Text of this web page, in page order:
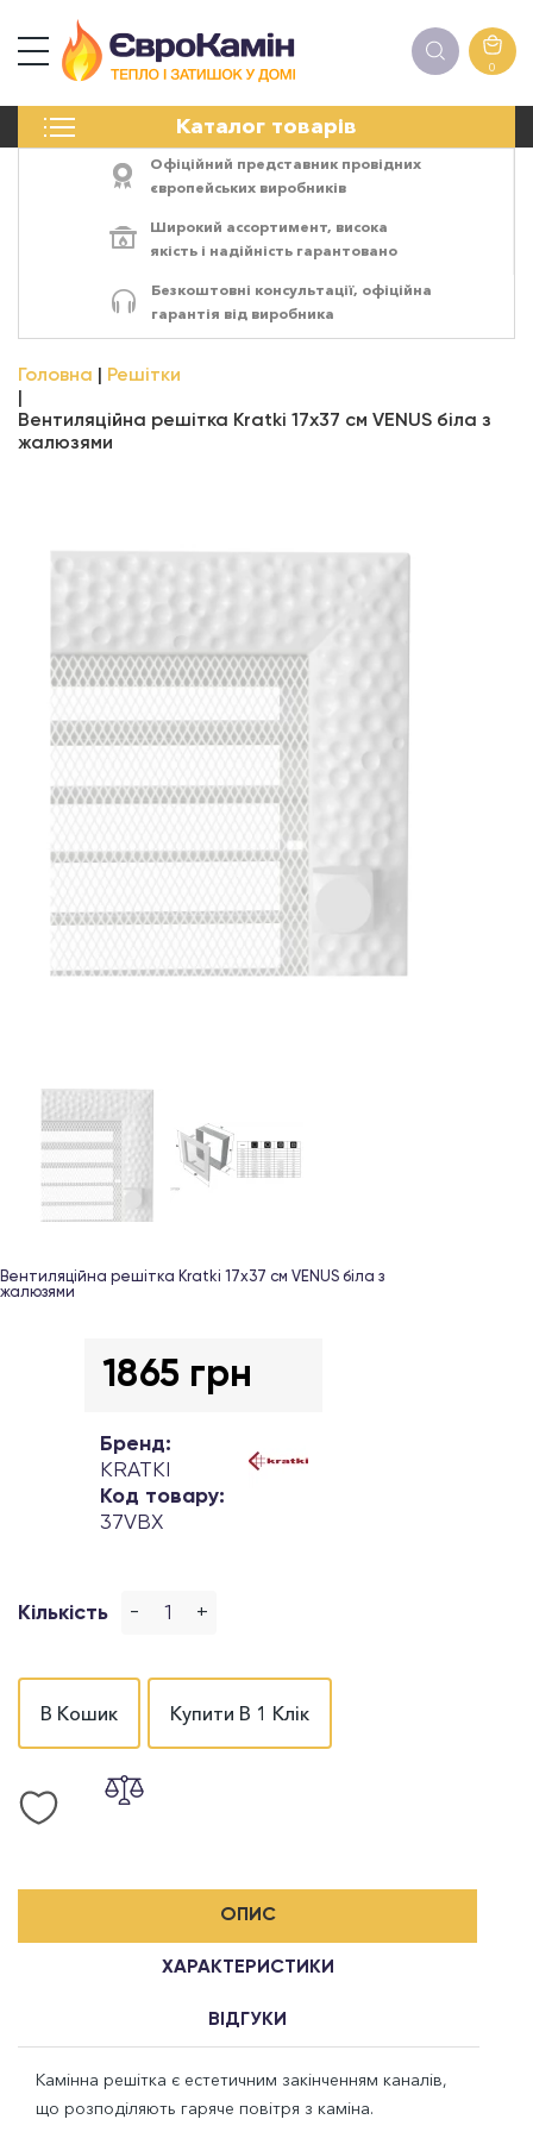
0
Каталог товарів
ПЕЧІ
ЕЛЕКТРОКАМІНИ
АКСЕСУАРИ
Офіційний представник провідних
європейських виробників
Широкий ассортимент, висока
якість і надійність гарантовано
Безкоштовні консультації, офіційна
гарантія від виробника
Головна Решітки
Вентиляційна решітка Kratki 17x37 см VENUS біла з
жалюзями
Вентиляційна решітка Kratki 17х37 см VENUS біла з
жалюзями
1865 грн
Бренд:
KRATKI
Код товару:
37VBX
Кількість - +
В Кошик Купити В 1 Клік
ОПИС
ХАРАКТЕРИСТИКИ
ВІДГУКИ
Камінна решітка є естетичним закінченням каналів,
що розподіляють гаряче повітря з каміна.